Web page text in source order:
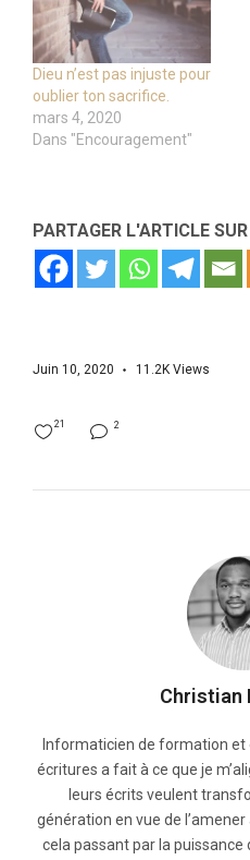
Dieu n’est pas injuste pour
oublier ton sacrifice.
mars 4, 2020
Dans "Encouragement"
PARTAGER L'ARTICLE SUR
Juin 10, 2020 11.2K Views
2
21
Christian
Informaticien de formation et
écritures a fait à ce que je
leurs écrits veulent
génération en vue de
cela passant par la puissance